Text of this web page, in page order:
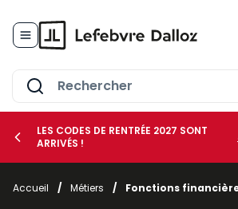
le sous-menu Vos métiers
LES CODES DE RENTRÉE 2027 SONT
ARRIVÉS !
Accueil / Métiers / Fonctions